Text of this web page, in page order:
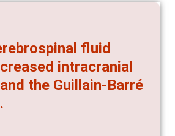
fluid
intracranial
the Guillain-Barré